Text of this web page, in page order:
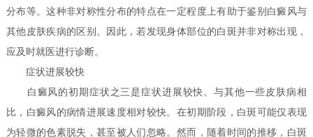
分布等。这种非对称性分布的特点在一定程度上有助于鉴别白癜风与
其他皮肤疾病的区别。因此，若发现身体部位的白斑并非对称出现，
应及时就医进行诊断。
症状进展较快
白癜风的初期症状之三是症状进展较快。与其他一些皮肤病相
比，白癜风的病情进展速度相对较快。在初期阶段，白斑可能仅表现
为轻微的色素脱失，甚至被人们忽略。然而，随着时间的推移，白斑